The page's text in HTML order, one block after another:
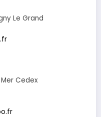
Le Grand
Cedex